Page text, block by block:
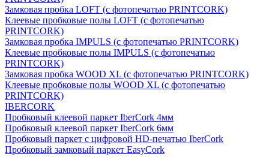
Замковая пробка LOFT (с фотопечатью PRINTCORK)
Клеевые пробковые полы LOFT (с фотопечатью
PRINTCORK)
Замковая пробка IMPULS (с фотопечатью PRINTCORK)
Клеевые пробковые полы IMPULS (с фотопечатью
PRINTCORK)
Замковая пробка WOOD XL (с фотопечатью PRINTCORK)
Клеевые пробковые полы WOOD XL (с фотопечатью
PRINTCORK)
IBERCORK
Пробковый клеевой паркет IberCork 4мм
Пробковый клеевой паркет IberCork 6мм
Пробковый паркет с цифровой HD-печатью IberCork
Пробковый замковый паркет EasyCork